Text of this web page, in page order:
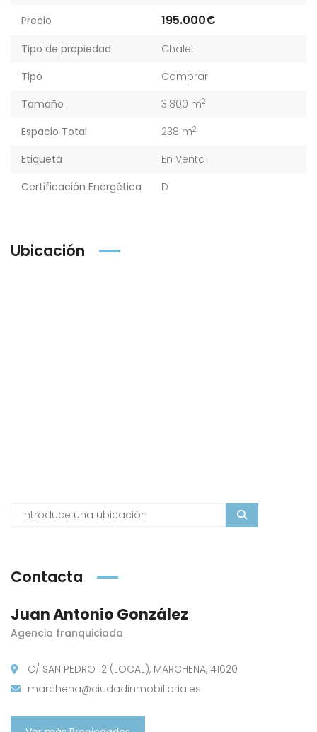
Precio 195.000€
Tipo de propiedad
Chalet
Tipo
Comprar
Tamaño
3.800 m2
Espacio Total 238 m2
Etiqueta
En Venta
Certificación Energética
D
Ubicación
Contacta
Juan Antonio González
Agencia franquiciada
C/ SAN PEDRO 12 (LOCAL), MARCHENA, 41620
marchena@ciudadinmobiliaria.es